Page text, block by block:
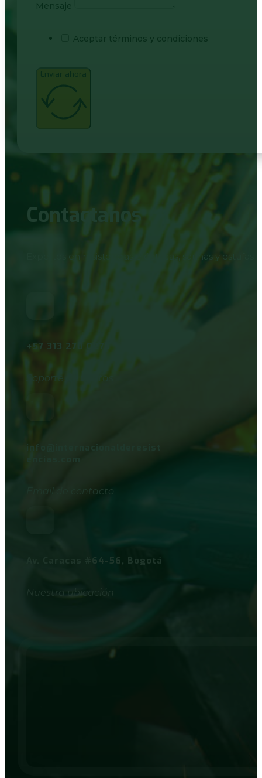
Mensaje
Aceptar términos y condiciones
Enviar ahora
Contactanos
Expertos en resistencias eléctricas, saunas y
+57 313 270 0275
Soporte de ventas
info@internacionalderesist
Email de contacto
Av. Caracas #64-56, Bogotá
Nuestra ubicación